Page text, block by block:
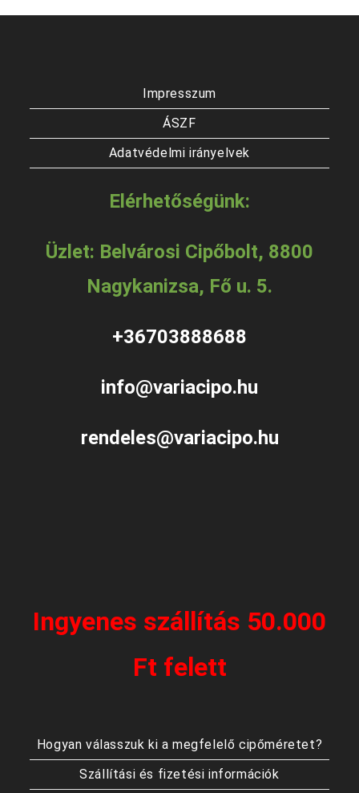
Impresszum
ÁSZF
Adatvédelmi irányelvek
Elérhetőségünk:
Üzlet: Belvárosi Cipőbolt, 8800
Nagykanizsa, Fő u. 5.
+36703888688
info@variacipo.hu
rendeles@variacipo.hu
Ingyenes szállítás 50.000
Ft felett
Hogyan válasszuk ki a megfelelő cipőméretet?
Szállítási és fizetési információk